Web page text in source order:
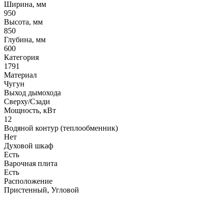
Ширина, мм
950
Высота, мм
850
Глубина, мм
600
Категория
1791
Материал
Чугун
Выход дымохода
Сверху/Сзади
Мощность, кВт
12
Водяной контур (теплообменник)
Нет
Духовой шкаф
Есть
Варочная плита
Есть
Расположение
Пристенный, Угловой